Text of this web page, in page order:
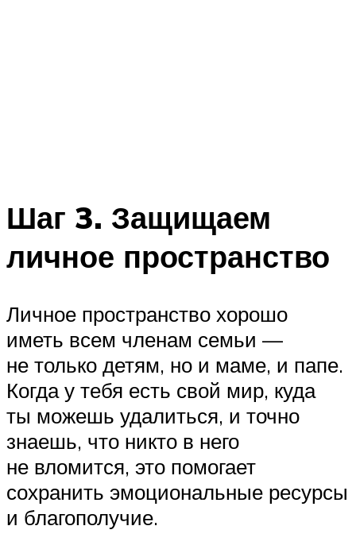
Шаг 3. Защищаем
личное пространство
Личное пространство хорошо
иметь всем членам семьи —
не только детям, но и маме, и папе.
Когда у тебя есть свой мир, куда
ты можешь удалиться, и точно
знаешь, что никто в него
не вломится, это помогает
сохранить эмоциональные ресурсы
и благополучие.